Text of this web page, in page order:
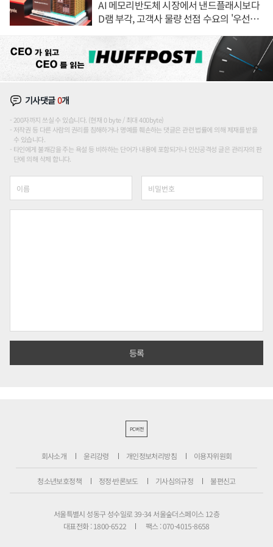
AI 메모리반도체 시장에서 낸드플래시보다
D램 부각, 고객사 물량 선점 수요의 '우선순
기사댓글0개
200자까지 쓰실 수 있습니다. (현재 0 byte / 최대 400byte)
저작권 등 다른 사람의 권리를 침해하거나 명예를 훼손하는 댓글은 관련 법률에 의해 제재를 받을
수 있습니다.
타인에게 불쾌감을 주는 욕설 등 비하하는 단어가 내용에 포함되거나 인신공격성 글은 관리자의 판
단에 의해 삭제 합니다.
PC버전
회사소개 윤리강령 개인정보처리방침 이용자위원회
청소년보호정책 정정·반론보도 기사심의규정 불편신고
서울특별시 성동구 성수일로 39-34 서울숲더스페이스 12층
대표전화 : 1800-6522
팩스 : 070-4015-8658